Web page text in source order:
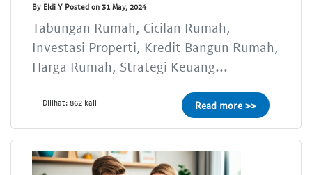
By Eldi Y Posted on 31 May, 2024
Tabungan Rumah, Cicilan Rumah,
Investasi Properti, Kredit Bangun Rumah,
Harga Rumah, Strategi Keuang...
Dilihat: 862 kali Read more >>